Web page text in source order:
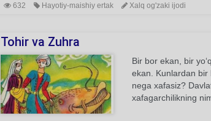
632 Hayotiy-maishiy ertak Xalq og'zaki ijodi
Tohir va Zuhra
Bir bor ekan, bir
ekan. Kunlardan bir
nega xafasiz?
xafagarchilikning